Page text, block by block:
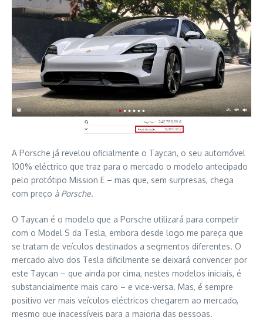
A Porsche já revelou oficialmente o Taycan, o seu automóvel
100% eléctrico que traz para o mercado o modelo antecipado
pelo protótipo Mission E – mas que, sem surpresas, chega
com preço à Porsche.
O Taycan é o modelo que a Porsche utilizará para competir
com o Model S da Tesla, embora desde logo me pareça que
se tratam de veículos destinados a segmentos diferentes. O
mercado alvo dos Tesla dificilmente se deixará convencer por
este Taycan – que ainda por cima, nestes modelos iniciais, é
substancialmente mais caro – e vice-versa. Mas, é sempre
positivo ver mais veículos eléctricos chegarem ao mercado,
mesmo que inacessíveis para a maioria das pessoas.